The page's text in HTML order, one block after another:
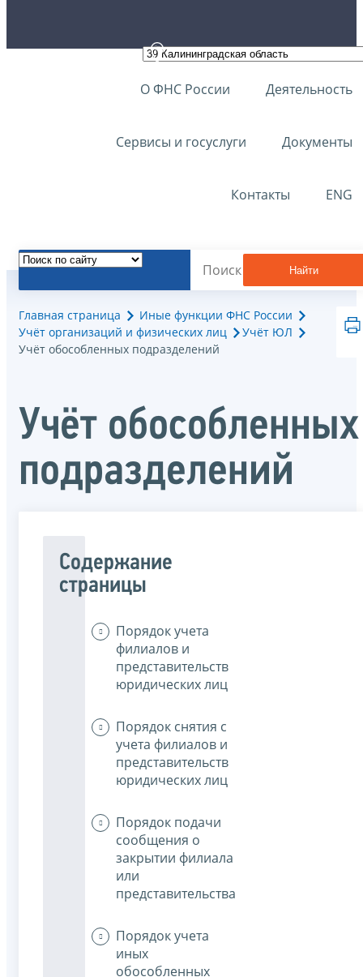
О ФНС России Деятельность
Сервисы и госуслуги Документы
Контакты ENG
Найти
Главная страница
Иные функции ФНС России
Учёт организаций и физических лиц
Учёт ЮЛ
Учёт обособленных подразделений
Учёт обособленных
подразделений
Содержание
страницы
Порядок учета
филиалов и
представительств
юридических лиц
Порядок снятия с
учета филиалов и
представительств
юридических лиц
Порядок подачи
сообщения о
закрытии филиала
или
представительства
Порядок учета
иных
обособленных